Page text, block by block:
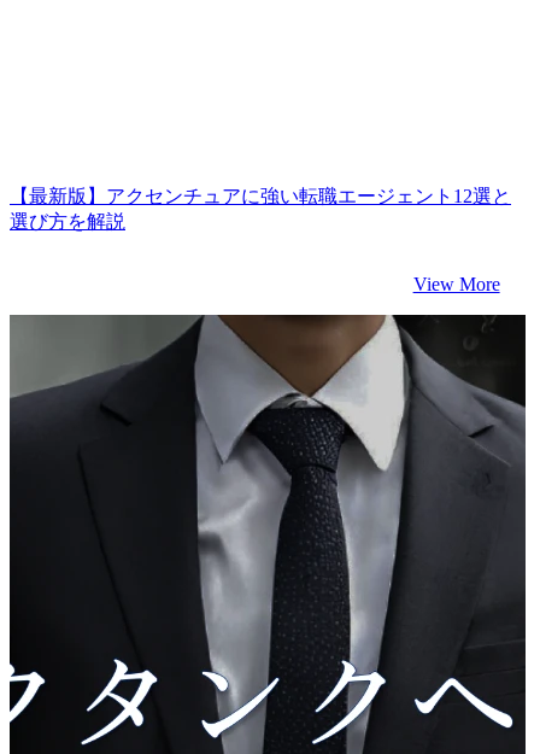
【最新版】アクセンチュアに強い転職エージェント12選と
選び方を解説
View More